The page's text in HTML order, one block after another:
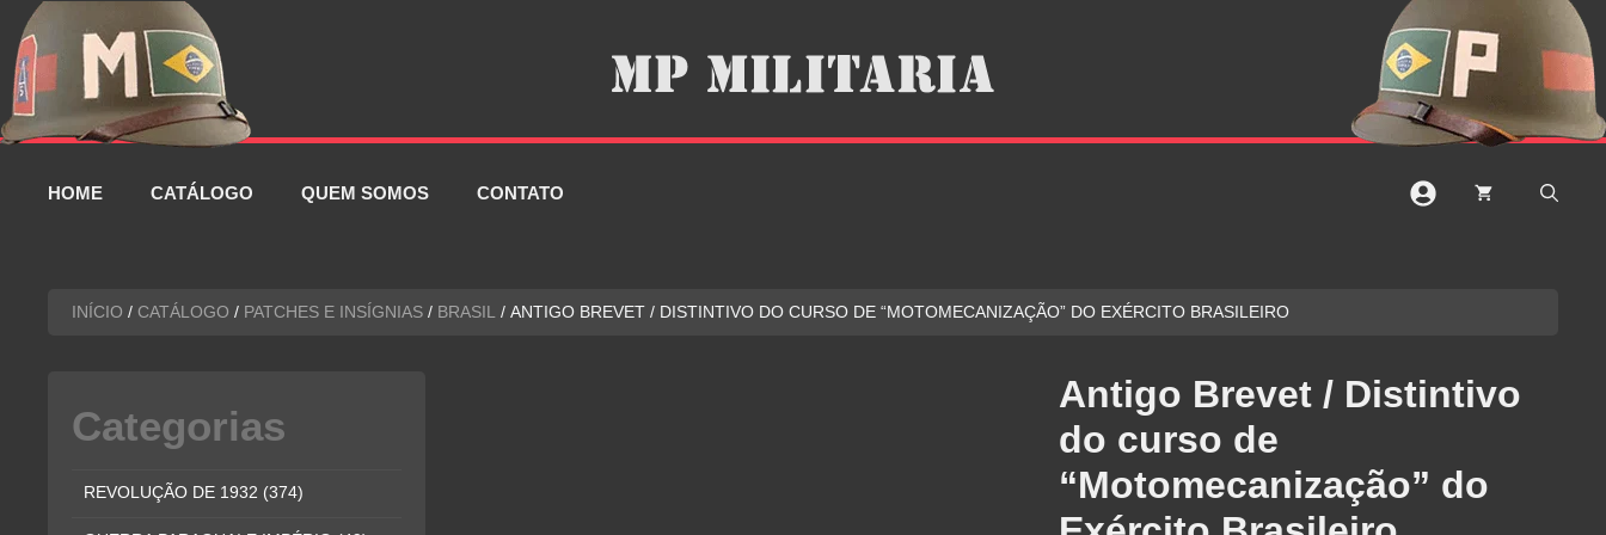
Pular
para
conteúdo
HOME CATÁLOGO QUEM SOMOS CONTATO
INÍCIO / CATÁLOGO / PATCHES E INSÍGNIAS / BRASIL / ANTIGO BREVET / DISTINTIVO DO CURSO DE “MOTOMECANIZAÇÃO” DO EXÉRCITO BRASILEIRO
Antigo Brevet / Distintivo
do curso de
“Motomecanização” do
Categorias
REVOLUÇÃO DE 1932 (374)